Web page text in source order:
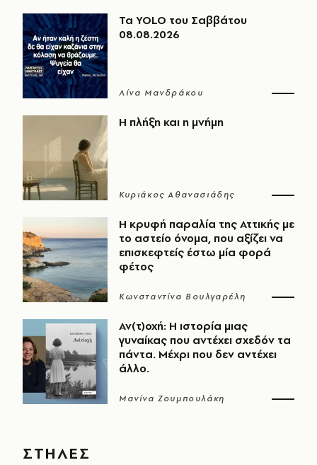
Τα YOLO του Σαββάτου
08.08.2026
Λίνα Μανδράκου
Η πλήξη και η μνήμη
Κυριάκος Αθανασιάδης
Η κρυφή παραλία της Αττικής με
το αστείο όνομα, που αξίζει να
επισκεφτείς έστω μία φορά
φέτος
Κωνσταντίνα Βουλγαρέλη
Αν(τ)οχή: Η ιστορία μιας
γυναίκας που αντέχει σχεδόν τα
πάντα. Μέχρι που δεν αντέχει
άλλο.
Μανίνα Ζουμπουλάκη
ΣΤΗΛΕΣ